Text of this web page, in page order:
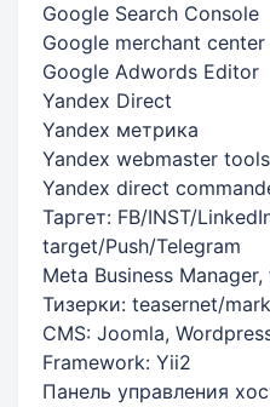
Google Search Console
Google merchant center
Google Adwords Editor
Yandex Direct
Yandex метрика
Yandex webmaster
Yandex direct
Таргет: FB/INST/
target/Push/Telegram
Meta Business
Тизерки: teasernet/
CMS: Joomla,
Framework: Yii2
Панель управления